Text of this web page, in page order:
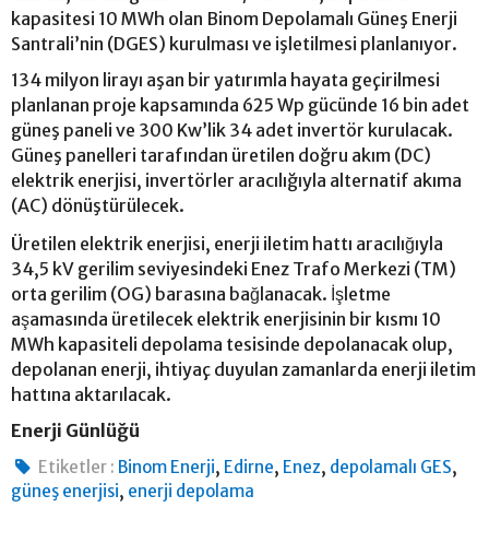
kapasitesi 10 MWh olan Binom Depolamalı Güneş Enerji
Santrali’nin (DGES) kurulması ve işletilmesi planlanıyor.
134 milyon lirayı aşan bir yatırımla hayata geçirilmesi
planlanan proje kapsamında 625 Wp gücünde 16 bin adet
güneş paneli ve 300 Kw’lik 34 adet invertör kurulacak.
Güneş panelleri tarafından üretilen doğru akım (DC)
elektrik enerjisi, invertörler aracılığıyla alternatif akıma
(AC) dönüştürülecek.
Üretilen elektrik enerjisi, enerji iletim hattı aracılığıyla
34,5 kV gerilim seviyesindeki Enez Trafo Merkezi (TM)
orta gerilim (OG) barasına bağlanacak. İşletme
aşamasında üretilecek elektrik enerjisinin bir kısmı 10
MWh kapasiteli depolama tesisinde depolanacak olup,
depolanan enerji, ihtiyaç duyulan zamanlarda enerji iletim
hattına aktarılacak.
Enerji Günlüğü
Etiketler : Binom Enerji, Edirne, Enez, depolamalı GES,
güneş enerjisi, enerji depolama